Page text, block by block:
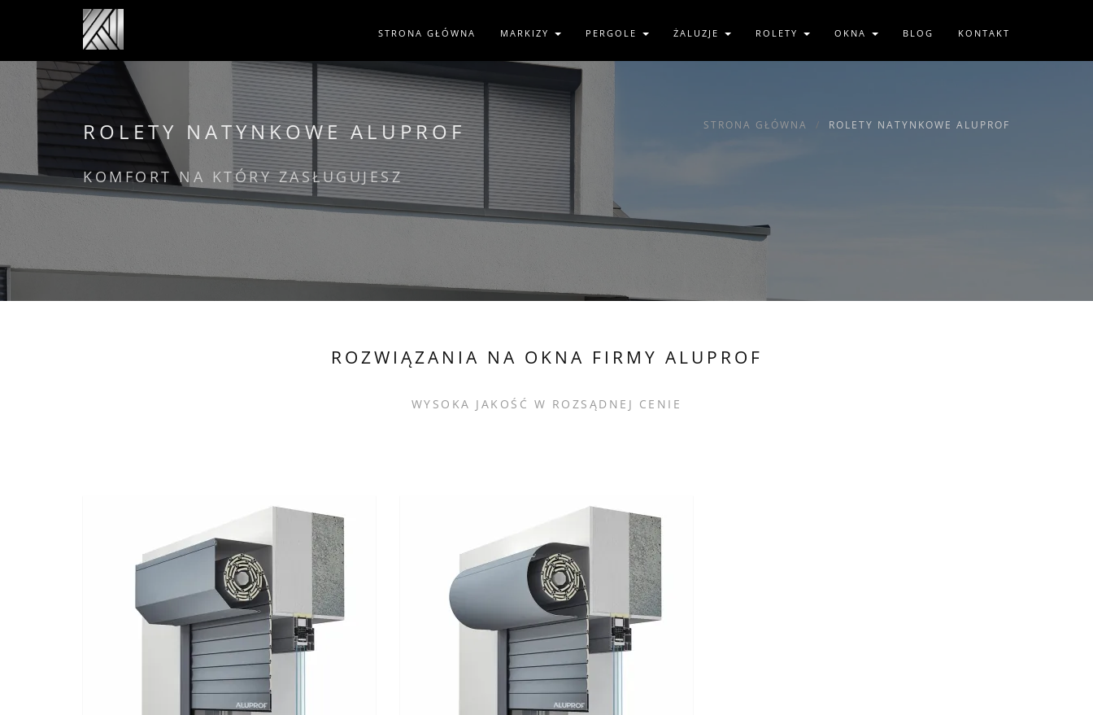
STRONA GŁÓWNA MARKIZY PERGOLE ŻALUZJE ROLETY OKNA BLOG KONTAKT
ROLETY NATYNKOWE ALUPROF
KOMFORT NA KTÓRY ZASŁUGUJESZ
STRONA GŁÓWNA ROLETY NATYNKOWE ALUPROF
ROZWIĄZANIA NA OKNA FIRMY ALUPROF
WYSOKA JAKOŚĆ W ROZSĄDNEJ CENIE